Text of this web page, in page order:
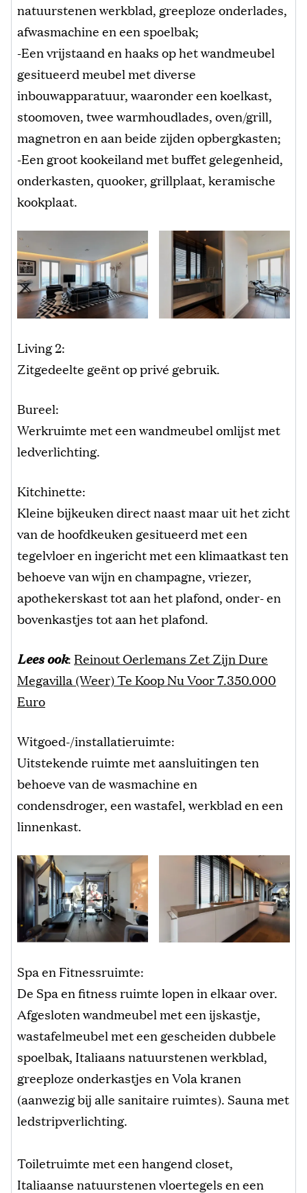
natuurstenen werkblad, greeploze onderlades,
afwasmachine en een spoelbak;
-Een vrijstaand en haaks op het wandmeubel
gesitueerd meubel met diverse
inbouwapparatuur, waaronder een koelkast,
stoomoven, twee warmhoudlades, oven/grill,
magnetron en aan beide zijden opbergkasten;
-Een groot kookeiland met buffet gelegenheid,
onderkasten, quooker, grillplaat, keramische
kookplaat.
Living 2:
Zitgedeelte geënt op privé gebruik.
Bureel:
Werkruimte met een wandmeubel omlijst met
ledverlichting.
Kitchinette:
Kleine bijkeuken direct naast maar uit het zicht
van de hoofdkeuken gesitueerd met een
tegelvloer en ingericht met een klimaatkast ten
behoeve van wijn en champagne, vriezer,
apothekerskast tot aan het plafond, onder- en
bovenkastjes tot aan het plafond.
Lees ook: Reinout Oerlemans Zet Zijn Dure
Megavilla (Weer) Te Koop Nu Voor 7.350.000
Euro
Witgoed-/installatieruimte:
Uitstekende ruimte met aansluitingen ten
behoeve van de wasmachine en
condensdroger, een wastafel, werkblad en een
linnenkast.
Spa en Fitnessruimte:
De Spa en fitness ruimte lopen in elkaar over.
Afgesloten wandmeubel met een ijskastje,
wastafelmeubel met een gescheiden dubbele
spoelbak, Italiaans natuurstenen werkblad,
greeploze onderkastjes en Vola kranen
(aanwezig bij alle sanitaire ruimtes). Sauna met
ledstripverlichting.
Toiletruimte met een hangend closet,
Italiaanse natuurstenen vloertegels en een